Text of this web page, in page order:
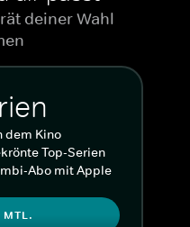
deiner Wahl
dem Kino
Top-Serien
Abo mit Apple